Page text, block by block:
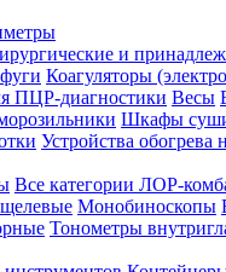
и
Коагуляторы
ПЦР-диагностики Весы
Шкафы
Устройства
Все категории ЛОР-
Монобиноскопы
Тонометры